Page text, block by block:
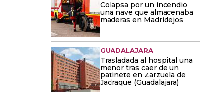
Colapsa por un incendio
una nave que almacenaba
maderas en Madridejos
GUADALAJARA
Trasladada al hospital una
menor tras caer de un
patinete en Zarzuela de
Jadraque (Guadalajara)